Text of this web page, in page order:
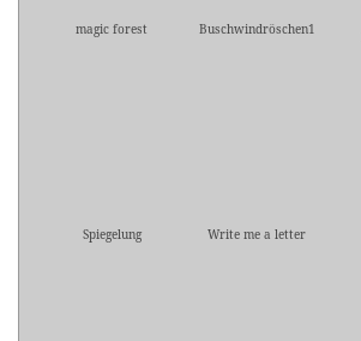
magic forest Buschwindröschen1
Spiegelung Write me a letter